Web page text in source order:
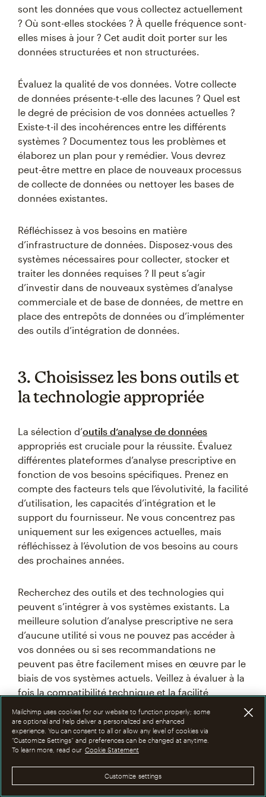
sont les données que vous collectez actuellement
? Où sont-elles stockées ? À quelle fréquence sont-
elles mises à jour ? Cet audit doit porter sur les
données structurées et non structurées.
Évaluez la qualité de vos données. Votre collecte
de données présente-t-elle des lacunes ? Quel est
le degré de précision de vos données actuelles ?
Existe-t-il des incohérences entre les différents
systèmes ? Documentez tous les problèmes et
élaborez un plan pour y remédier. Vous devrez
peut-être mettre en place de nouveaux processus
de collecte de données ou nettoyer les bases de
données existantes.
Réfléchissez à vos besoins en matière
d’infrastructure de données. Disposez-vous des
systèmes nécessaires pour collecter, stocker et
traiter les données requises ? Il peut s’agir
d’investir dans de nouveaux systèmes d’analyse
commerciale et de base de données, de mettre en
place des entrepôts de données ou d’implémenter
des outils d’intégration de données.
3. Choisissez les bons outils et
la technologie appropriée
La sélection d’outils d’analyse de données
appropriés est cruciale pour la réussite. Évaluez
différentes plateformes d’analyse prescriptive en
fonction de vos besoins spécifiques. Prenez en
compte des facteurs tels que l’évolutivité, la facilité
d’utilisation, les capacités d’intégration et le
support du fournisseur. Ne vous concentrez pas
uniquement sur les exigences actuelles, mais
réfléchissez à l’évolution de vos besoins au cours
des prochaines années.
Recherchez des outils et des technologies qui
peuvent s’intégrer à vos systèmes existants. La
meilleure solution d’analyse prescriptive ne sera
d’aucune utilité si vous ne pouvez pas accéder à
vos données ou si ses recommandations ne
peuvent pas être facilement mises en œuvre par le
biais de vos systèmes actuels. Veillez à évaluer à la
fois la compatibilité technique et la facilité
d’utilisation.
Tenez compte des coûts de mise en œuvre, de
formation, de maintenance et de toute mise à
niveau nécessaire de l’infrastructure. Évaluez
également les antécédents du fournisseur et ses
Mailchimp uses cookies for our website to function properly; some
are optional and help deliver a personalized and enhanced
experience. You can consent to all or allow any level of cookies via
“Customize Settings” and preferences can be changed at anytime.
To learn more, read our Cookie Statement
Customize settings